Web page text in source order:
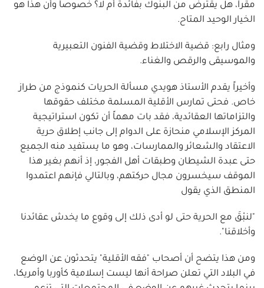
مقراً، هل يقترض من البنوك بفائدة أم لا؟ خصوصاً وأن هذا هو
الخيار الوحيد المتاح.
ومثال رابع: قضية الاختلاط وقضية الفنون التعبيرية
والموسيقى والرقص والغناء.
وأخيراً يقدم الأستاذ هويدي مسألة الحريات كنموذج من طراز
خاص. فحتى تمارس الأقلية المسلمة مختلف حقوقها
والتزاماتها العقائدية، فقد بات مهماً أن تكون استراتيجية
المركز الإسلامي منحازة على الدوام إلى جانب إطلاق حرية
الاعتقاد والشعائر والممارسات، وهو ما يستفيد منه الجميع
حتى عبدة الشيطان وطبقات أهل الفجور، إذ أنهم بغير هذا
الموقف سيخسرون مجال حركتهم، وبالتالي فإنهم اعتمدوا
المنطق الذي يقول
"لنبْقَ مع الحرية حتى لو أدى ذلك إلى وقوع ما يخدش عقائدنا
وأخلاقنا".
ومن هذا يتضح أن أصحاب "فقه الأقلية" يتحدثون عن الوضع
في البلاد التي تعلن صراحة أنها ليست إسلامية كأوربا وأمريكا،